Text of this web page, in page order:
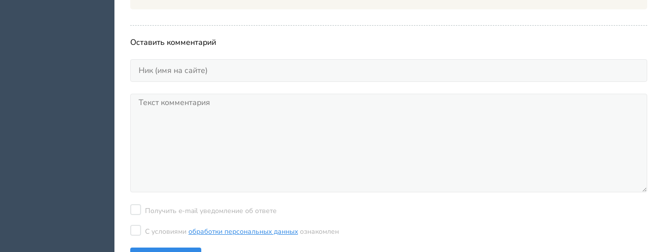
Оставить комментарий
Получить e-mail уведомление об ответе
С условиями обработки персональных данных ознакомлен